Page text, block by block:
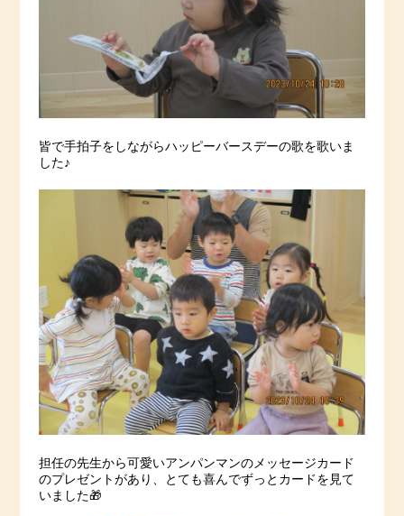
皆で手拍子をしながらハッピーバースデーの歌を歌いま
した♪
担任の先生から可愛いアンパンマンのメッセージカード
のプレゼントがあり、とても喜んでずっとカードを見て
いました🎁